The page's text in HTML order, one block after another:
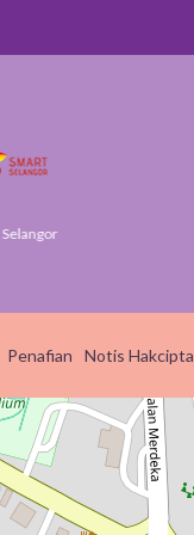
Penafian Notis Hakcipta